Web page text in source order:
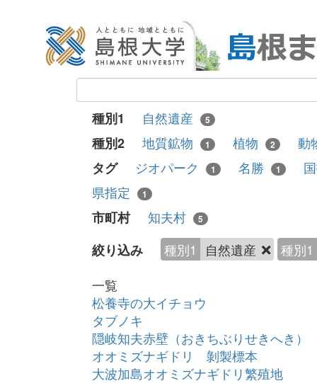
種別1 自然遺産 5
種別2 地質鉱物 1 植物 2
動
タグ
ジオパーク 1 名勝 1
県指定
1
市町村 知夫村 5
絞り込み 種別1 自然遺産
種別1
一覧
松養寺の大イチョウ
タブノキ
隠岐知夫赤壁（おきちぶりせきへき）
オオミズナギドリ 剝製標本
大波加島オオミズナギドリ繁殖地